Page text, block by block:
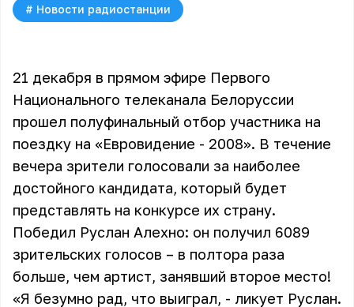
# Новости радиостанции
21 декабря в прямом эфире Первого
Национального телеканала Белоруссии
прошел полуфинальный отбор участника на
поездку на «Евровидение - 2008». В течение
вечера зрители голосовали за наиболее
достойного кандидата, который будет
представлять на конкурсе их страну.
Победил Руслан Алехно: он получил 6089
зрительских голосов – в полтора раза
больше, чем артист, занявший второе место!
«Я безумно рад, что выиграл, - ликует Руслан.